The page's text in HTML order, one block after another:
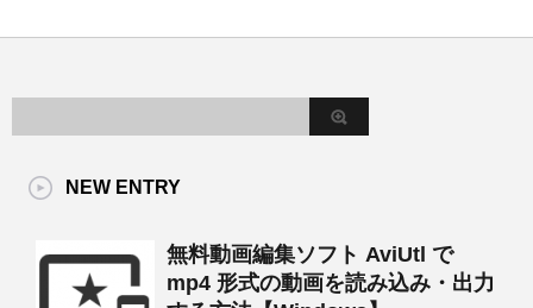
NEW ENTRY
無料動画編集ソフト AviUtl で
mp4 形式の動画を読み込み・出力